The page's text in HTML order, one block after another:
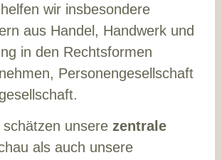
wir insbesondere
aus Handel, Handwerk und
in den Rechtsformen
Personengesellschaft
unsere zentrale
als auch unsere